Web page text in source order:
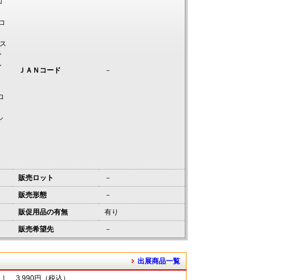
ＪＡＮコード －
販売ロット －
販売形態 －
販促用品の有無 有り
販売希望先 －
出展商品一覧
］ 3,990円（税込）